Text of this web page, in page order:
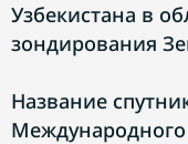
Узбекистана в
зондирования
Название
Международного